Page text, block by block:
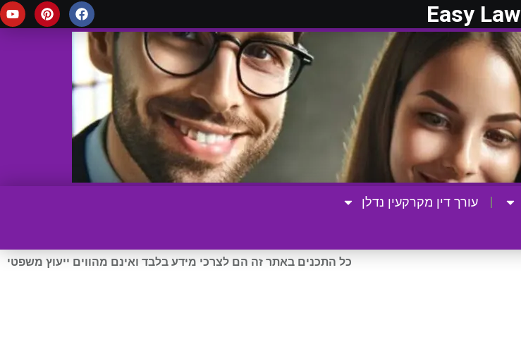
Easy Law
עורך דין מקרקעין נדלן
כל התכנים באתר זה הם לצרכי מידע בלבד ואינם מהווים ייעוץ משפטי